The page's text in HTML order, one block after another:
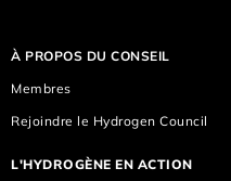
À PROPOS DU CONSEIL
Membres
Rejoindre le Hydrogen Council
L'HYDROGÈNE EN ACTION